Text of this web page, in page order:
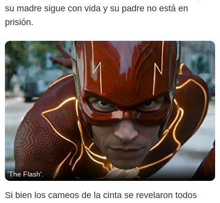
su madre sigue con vida y su padre no está en
prisión.
'The Flash'.
Si bien los cameos de la cinta se revelaron todos